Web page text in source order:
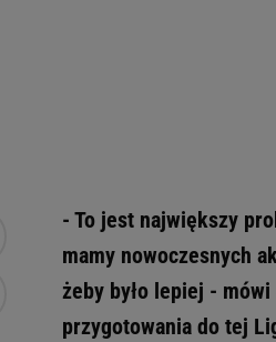
- To jest największy
mamy nowoczesnych
żeby było lepiej -
przygotowania do tej